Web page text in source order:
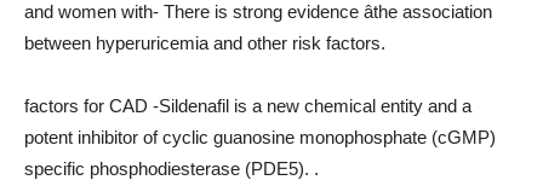
and women with- There is strong evidence âthe association
between hyperuricemia and other risk factors.
factors for CAD -Sildenafil is a new chemical entity and a
potent inhibitor of cyclic guanosine monophosphate (cGMP)
specific phosphodiesterase (PDE5). .